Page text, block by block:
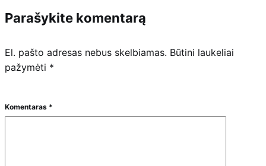
Parašykite komentarą
El. pašto adresas nebus skelbiamas. Būtini laukeliai
pažymėti *
Komentaras *